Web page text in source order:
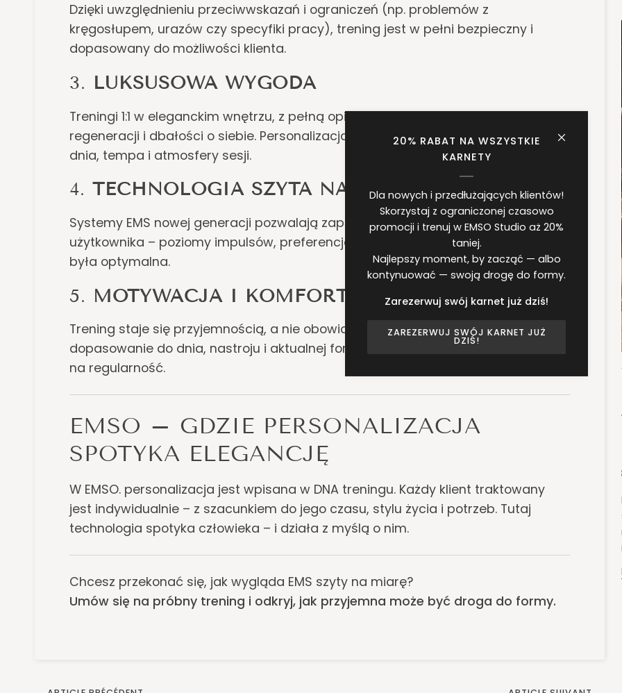
Dzięki uwzględnieniu przeciwwskazań i ograniczeń (np. problemów z
kręgosłupem, urazów czy specyfiki pracy), trening jest w pełni bezpieczny i
dopasowany do możliwości klienta.
3. LUKSUSOWA WYGODA
Treningi 1:1 w eleganckim wnętrzu, z pełną opieką trenerską, stają się rytuałem
regeneracji i dbałości o siebie. Personalizacja oznacza też dopasowanie pory
dnia, tempa i atmosfery sesji.
4. TECHNOLOGIA SZYTA NA MIARĘ
Systemy EMS nowej generacji pozwalają zapisać ustawienia konkretnego
użytkownika – poziomy impulsów, preferencje, progresję – by każda kolejna sesja
była optymalna.
5. MOTYWACJA I KOMFORT PSYCHICZNY
Trening staje się przyjemnością, a nie obowiązkiem. Brak presji grupy,
dopasowanie do dnia, nastroju i aktualnej formy – to luksus, który przekłada się
na regularność.
EMSO – GDZIE PERSONALIZACJA
SPOTYKA ELEGANCJĘ
W EMSO. personalizacja jest wpisana w DNA treningu. Każdy klient traktowany
jest indywidualnie – z szacunkiem do jego czasu, stylu życia i potrzeb. Tutaj
technologia spotyka człowieka – i działa z myślą o nim.
Chcesz przekonać się, jak wygląda EMS szyty na miarę?
Umów się na próbny trening i odkryj, jak przyjemna może być droga do formy.
20% RABAT NA WSZYSTKIE
KARNETY
Dla nowych i przedłużających klientów!
Skorzystaj z ograniczonej czasowo
promocji i trenuj w EMSO Studio aż 20%
taniej.
Najlepszy moment, by zacząć — albo
kontynuować — swoją drogę do formy.
Zarezerwuj swój karnet już dziś!
ZAREZERWUJ SWÓJ KARNET JUŻ
DZIŚ!